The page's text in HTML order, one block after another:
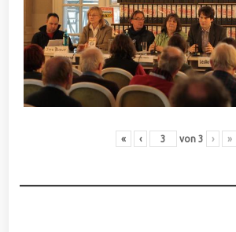
« ‹ von 3 › »